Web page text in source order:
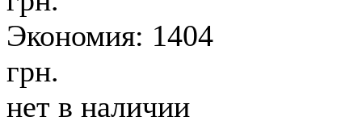
Экономия: 1404
грн.
нет в наличии